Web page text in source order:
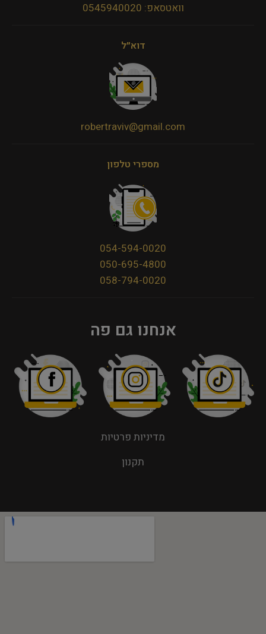
וואטסאפ: 0545940020
דוא״ל
robertraviv@gmail.com
מספרי טלפון
054-594-0020
050-695-4800
058-794-0020
אנחנו גם פה
מדיניות פרטיות
תקנון